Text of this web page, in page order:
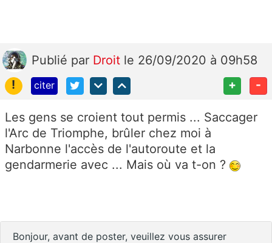
Publié par Droit le 26/09/2020 à 09h58
!
citer + -
Les gens se croient tout permis ... Saccager
l'Arc de Triomphe, brûler chez moi à
Narbonne l'accès de l'autoroute et la
gendarmerie avec ... Mais où va t-on ?
Bonjour, avant de poster, veuillez vous assurer